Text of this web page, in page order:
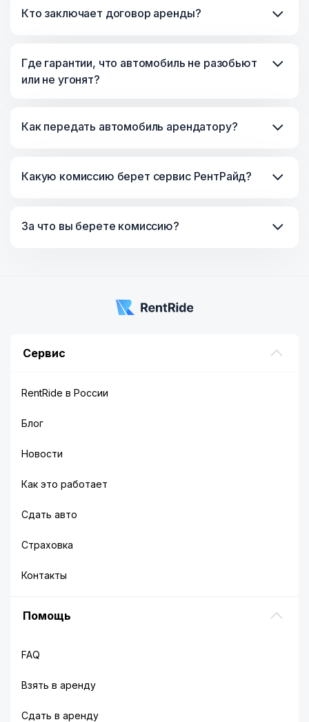
Кто заключает договор аренды?
Где гарантии, что автомобиль не разобьют
или не угонят?
Как передать автомобиль арендатору?
Какую комиссию берет сервис РентРайд?
За что вы берете комиссию?
Сервис
RentRide в России
Блог
Новости
Как это работает
Сдать авто
Страховка
Контакты
Помощь
FAQ
Взять в аренду
Сдать в аренду